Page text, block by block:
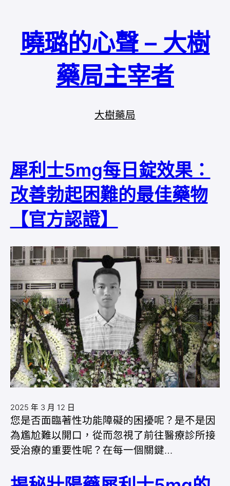
曉璐的心聲 – 大樹
藥局主宰者
大樹藥局
犀利士5mg每日錠效果：
改善勃起困難的最佳藥物
【官方認證】
2025 年 3 月 12 日
您是否面臨著性功能障礙的困擾呢？是不是因
為尷尬難以開口，從而忽視了前往醫療診所接
受治療的重要性呢？在每一個關鍵…